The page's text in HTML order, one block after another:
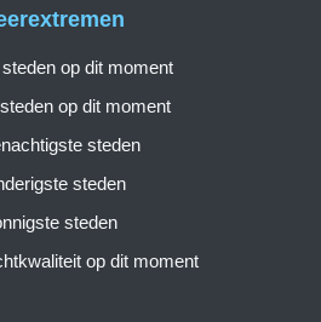
op dit moment
op dit moment
steden
steden
steden
op dit moment